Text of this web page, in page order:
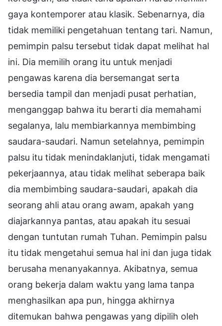
gaya kontemporer atau klasik. Sebenarnya, dia
tidak memiliki pengetahuan tentang tari. Namun,
pemimpin palsu tersebut tidak dapat melihat hal
ini. Dia memilih orang itu untuk menjadi
pengawas karena dia bersemangat serta
bersedia tampil dan menjadi pusat perhatian,
menganggap bahwa itu berarti dia memahami
segalanya, lalu membiarkannya membimbing
saudara-saudari. Namun setelahnya, pemimpin
palsu itu tidak menindaklanjuti, tidak mengamati
pekerjaannya, atau tidak melihat seberapa baik
dia membimbing saudara-saudari, apakah dia
seorang ahli atau orang awam, apakah yang
diajarkannya pantas, atau apakah itu sesuai
dengan tuntutan rumah Tuhan. Pemimpin palsu
itu tidak mengetahui semua hal ini dan juga tidak
berusaha menanyakannya. Akibatnya, semua
orang bekerja dalam waktu yang lama tanpa
menghasilkan apa pun, hingga akhirnya
ditemukan bahwa pengawas yang dipilih oleh